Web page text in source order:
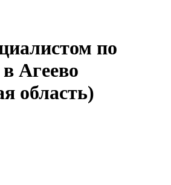
по
Агеево
область)